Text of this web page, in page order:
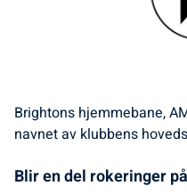
Brightons hjemmebane,
navnet av klubbens
Blir en del rokeringer